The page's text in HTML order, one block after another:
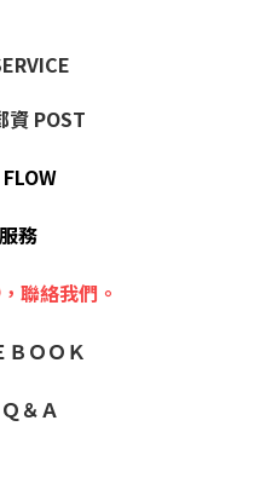
資 POST
務
聯絡我們。
ＢＯＯＫ
＆Ａ